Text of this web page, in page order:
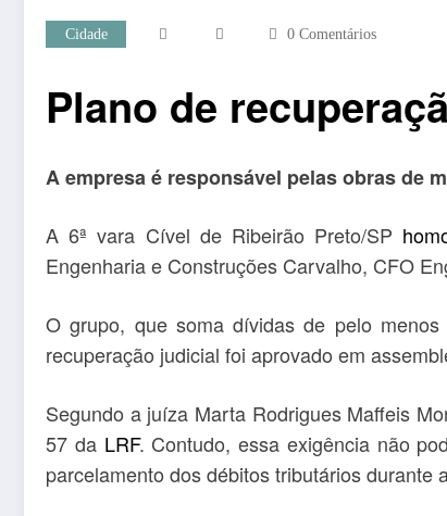
Cidade 0 Comentários
Plano de
A empresa é responsável pelas obras de
A 6ª vara Cível de Ribeirão Preto/SP
Engenharia e Construções Carvalho, CFO
O grupo, que soma dívidas de pelo
recuperação judicial foi aprovado em
Segundo a juíza Marta Rodrigues Maffeis
57 da LRF. Contudo, essa exigência não
parcelamento dos débitos tributários durante